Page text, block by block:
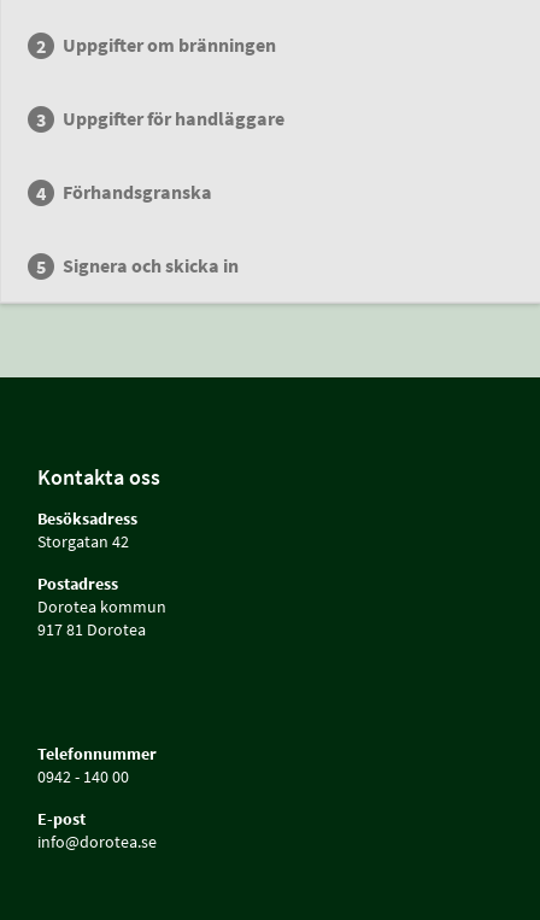
Uppgifter om bränningen
Uppgifter för handläggare
Förhandsgranska
Signera och skicka in
Kontakta oss
Besöksadress
Storgatan 42
Postadress
Dorotea kommun
917 81 Dorotea
Telefonnummer
0942 - 140 00
E-post
info@dorotea.se